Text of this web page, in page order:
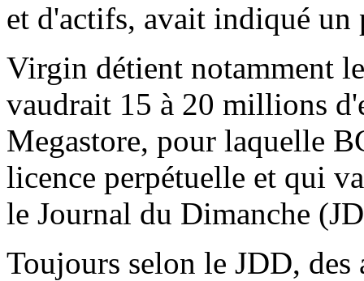
et d'actifs, avait indiqué un
Virgin détient notamment
vaudrait 15 à 20 millions
Megastore, pour laquelle
licence perpétuelle et qui
le Journal du Dimanche
Toujours selon le JDD,